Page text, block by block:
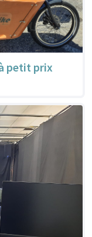
petit prix